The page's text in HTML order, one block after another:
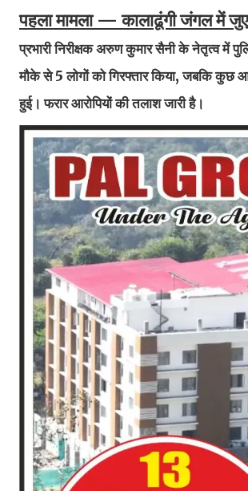
पहला मामला — कालाढूंगी जंगल में
प्रभारी निरीक्षक अरुण कुमार सैनी के नेतृत्व में
मौके से 5 लोगों को गिरफ्तार किया, जबकि कुछ
हुई। फरार आरोपियों की तलाश जारी है।